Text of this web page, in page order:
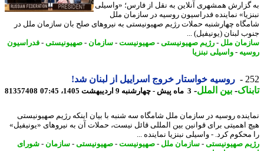
همشهری آنلاین به نقل از فارس؛ «واسیلی
نماینده فدراسیون روسیه در سازمان ملل
چهارشنبه حملات رژیم صهیونیستی به نیروهای صلح بان سازمان ملل در
لبنان (یونیفیل) ...
ملل -رژیم صهیونیستی-صهیونیست-سازمان -صهیونیستی-فدراسیون
-واسیلی نبنزیا
روسیه خواستار خروج اسراییل از لبنان شد!
-بین الملل-3 ماه پیش - چهارشنبه 9 اردیبهشت 1405، 07:45 81357408
روسیه در سازمان ملل شامگاه سه شنبه با بیان اینکه رژیم صهیونیستی
اهمیتی برای قوانین بین المللی قائل نیست، حملات آن به نیروهای «یونیفیل»
کرد. - واسیلی نبنزیا نماینده ...
صهیونیستی-سازمان ملل -صهیونیست-صهیونیستی-سازمان -شورای